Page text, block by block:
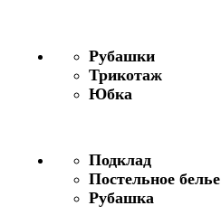
Рубашки
Трикотаж
Юбка
Подклад
Постельное белье
Рубашка